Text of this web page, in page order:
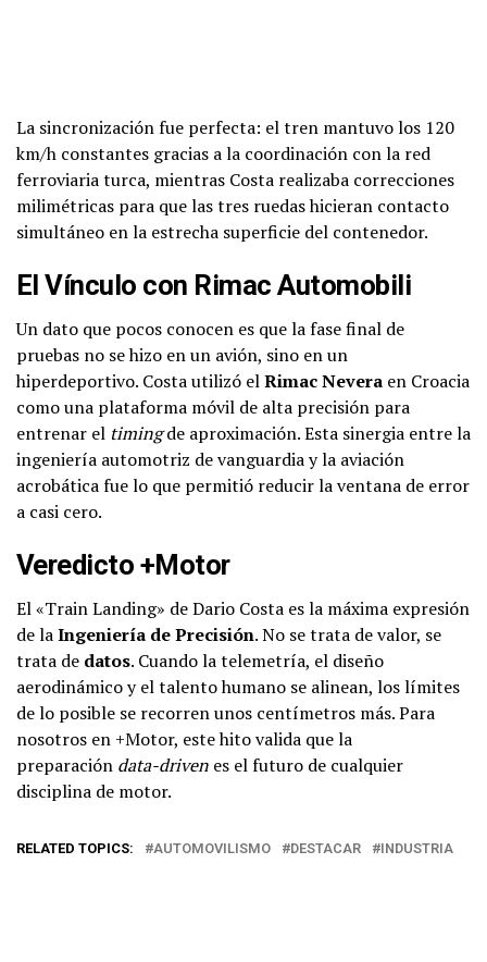
La sincronización fue perfecta: el tren mantuvo los 120
km/h constantes gracias a la coordinación con la red
ferroviaria turca, mientras Costa realizaba correcciones
milimétricas para que las tres ruedas hicieran contacto
simultáneo en la estrecha superficie del contenedor.
El Vínculo con Rimac Automobili
Un dato que pocos conocen es que la fase final de
pruebas no se hizo en un avión, sino en un
hiperdeportivo. Costa utilizó elRimac Nevera en Croacia
como una plataforma móvil de alta precisión para
entrenar el timingde aproximación. Esta sinergia entre la
ingeniería automotriz de vanguardia y la aviación
acrobática fue lo que permitió reducir la ventana de error
a casi cero.
Veredicto +Motor
El «Train Landing» de Dario Costa es la máxima expresión
de laIngeniería de Precisión. No se trata de valor, se
trata de datos. Cuando la telemetría, el diseño
aerodinámico y el talento humano se alinean, los límites
de lo posible se recorren unos centímetros más. Para
nosotros en +Motor, este hito valida que la
preparación data-driven es el futuro de cualquier
disciplina de motor.
RELATED TOPICS: AUTOMOVILISMO DESTACAR INDUSTRIA